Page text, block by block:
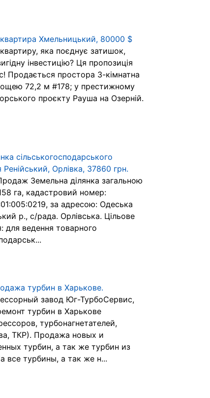
Хмельницький, 80000 $
яка поєднує затишок,
інвестицію? Ця пропозиція
Продається простора 3-кімнатна
72,2 м #178; у престижному
проєкту Рауша на Озерній.
сільськогосподарського
Ренійський, Орлівка, 37860 грн.
Земельна ділянка загальною
га, кадастровий номер:
за адресою: Одеська
р., с/рада. Орлівська. Цільове
для ведення товарного
турбин в Харькове.
завод Юг-ТурбоСервис,
турбин в Харькове
турбонагнетателей,
ТКР). Продажа новых и
турбин, а так же турбин из
все турбины, а так же н...